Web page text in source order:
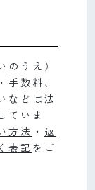
うえ）
数料、
などは法
ていま
方法 ・ 返
表記 をご